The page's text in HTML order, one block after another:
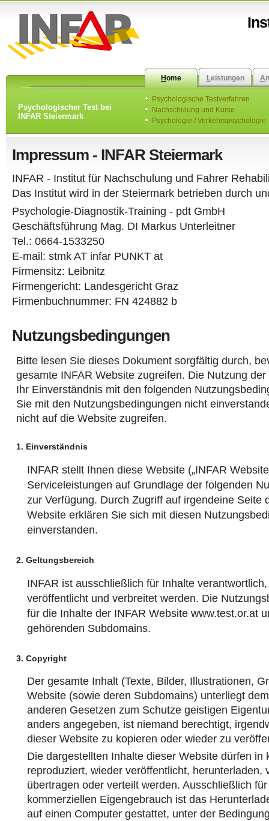
Home Leistungen A
Psychologischer Test bei
INFAR Steiermark
Psychologische Testverfahren
Nachschulung und Kurse
Psychologie / Verkehrspsychologie
Impressum - INFAR Steiermark
INFAR - Institut für Nachschulung und Fahrer
Das Institut wird in der Steiermark betrieben durch
Psychologie-Diagnostik-Training - pdt GmbH
Geschäftsführung Mag. DI Markus Unterleitner
Tel.: 0664-1533250
E-mail: stmk AT infar PUNKT at
Firmensitz: Leibnitz
Firmengericht: Landesgericht Graz
Firmenbuchnummer: FN 424882 b
Nutzungsbedingungen
Bitte lesen Sie dieses Dokument sorgfältig durch,
gesamte INFAR Website zugreifen. Die Nutzung
Ihr Einverständnis mit den folgenden
Sie mit den Nutzungsbedingungen nicht
nicht auf die Website zugreifen.
1. Einverständnis
INFAR stellt Ihnen diese Website („INFAR
Serviceleistungen auf Grundlage der folgenden
zur Verfügung. Durch Zugriff auf irgendeine Seite
Website erklären Sie sich mit diesen
einverstanden.
2. Geltungsbereich
INFAR ist ausschließlich für Inhalte
veröffentlicht und verbreitet werden. Die
für die Inhalte der INFAR Website www.test.or.at
gehörenden Subdomains.
3. Copyright
Der gesamte Inhalt (Texte, Bilder, Illustrationen,
Website (sowie deren Subdomains) unterliegt
anderen Gesetzen zum Schutze geistigen
anders angegeben, ist niemand berechtigt,
dieser Website zu kopieren oder wieder zu
Die dargestellten Inhalte dieser Website dürfen in
reproduziert, wieder veröffentlicht, herunterladen,
übertragen oder verteilt werden. Ausschließlich
kommerziellen Eigengebrauch ist das
auf einen Computer gestattet, unter der